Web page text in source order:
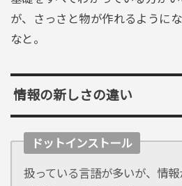
が、さっさと物が作れるように
なと。
情報の新しさの違い
ドットインストール
扱っている言語が多いが、情